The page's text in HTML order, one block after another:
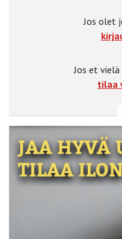
Jos olet
Jos et
tilaa